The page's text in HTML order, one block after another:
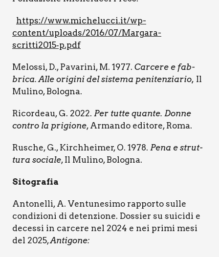
https://www.michelucci.it/wp-
content/uploads/2016/07/Margara-
scritti2015‑p.pdf
Melos­si, D., Pava­ri­ni, M. 1977. Car­ce­re e fab­
bri­ca. Alle ori­gi­ni del siste­ma peni­ten­zia­rio, Il
Muli­no, Bolo­gna.
Ricor­deau, G. 2022. Per tut­te quan­te. Don­ne
con­tro la pri­gio­ne, Arman­do edi­to­re, Roma.
Rusche, G., Kirch­hei­mer, O. 1978. Pena e strut­
tu­ra socia­le, Il Muli­no, Bolo­gna.
Sito­gra­fia
Anto­nel­li, A. Ven­tu­ne­si­mo rap­por­to sul­le
con­di­zio­ni di deten­zio­ne. Dos­sier su sui­ci­di e
deces­si in car­ce­re nel 2024 e nei pri­mi mesi
del 2025,Anti­go­ne: